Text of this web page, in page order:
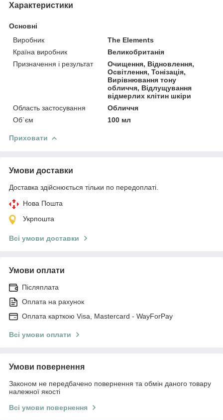
Характеристики
Основні
Виробник
The Elements
Країна виробник
Великобританія
Призначення і результат
Очищення, Відновлення,
Освітлення, Тонізація,
Вирівнювання тону
обличчя, Відлущування
відмерлих клітин шкіри
Область застосування
Обличчя
Об`єм
100 мл
Приховати
Умови доставки
Доставка здійснюється тільки по передоплаті.
Нова Пошта
Укрпошта
Всі умови доставки
Умови оплати
Післяплата
Оплата на рахунок
Оплата карткою Visa, Mastercard - WayForPay
Всі умови оплати
Умови повернення
Законом не передбачено повернення та обмін даного товару
належної якості
Всі умови повернення